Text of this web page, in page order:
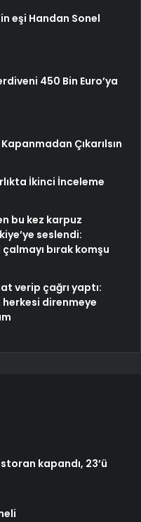
eşi Handan Sonel
450 Bin Euro’ya
Çıkarılsın
İkinci İnceleme
bu kez karpuz
seslendi:
bırak komşu
verip çağrı yaptı:
herkesi direnmeye
kapandı, 23’ü